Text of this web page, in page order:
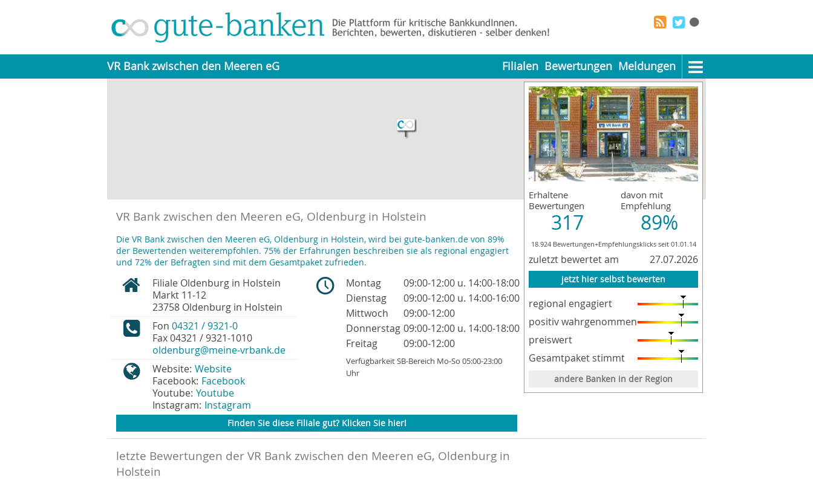
VR Bank zwischen den Meeren eG Filialen Bewertungen Meldungen
Erhaltene
Bewertungen
317
davon mit
Empfehlung
89%
18.924 Bewertungen+Empfehlungsklicks seit 01.01.14
zuletzt bewertet am 27.07.2026
jetzt hier selbst bewerten
regional engagiert
positiv wahrgenommen
preiswert
Gesamtpaket stimmt
andere Banken in der Region
VR Bank zwischen den Meeren eG, Oldenburg in Holstein
Die VR Bank zwischen den Meeren eG, Oldenburg in Holstein, wird bei gute-banken.de von 89%
der Bewertenden weiterempfohlen. 75% der Erfahrungen beschreiben sie als regional engagiert
und 72% der Befragten sind mit dem Gesamtpaket zufrieden.
Filiale Oldenburg in Holstein
Markt 11-12
23758 Oldenburg in Holstein
Fon 04321 / 9321-0
Fax04321 / 9321-1010
oldenburg@meine-vrbank.de
Website: Website
Facebook: Facebook
Youtube: Youtube
Instagram: Instagram
Montag
09:00-12:00 u. 14:00-18:00
Dienstag
09:00-12:00 u. 14:00-16:00
Mittwoch
09:00-12:00
Donnerstag 09:00-12:00 u. 14:00-18:00
Freitag
09:00-12:00
Verfügbarkeit SB-Bereich Mo-So 05:00-23:00
Uhr
Finden Sie diese Filiale gut? Klicken Sie hier!
letzte Bewertungen der VR Bank zwischen den Meeren eG, Oldenburg in
Holstein